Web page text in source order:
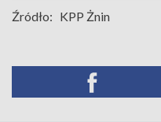
Źródło: KPP Żnin